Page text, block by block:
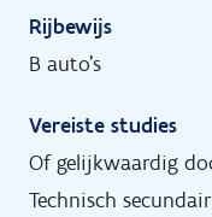
Rijbewijs
B auto's
Vereiste studies
Of gelijkwaardig
Technisch